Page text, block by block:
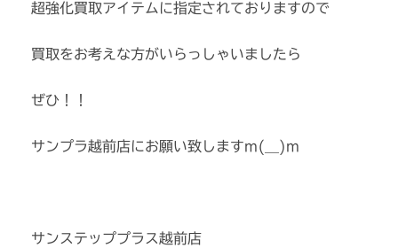
超強化買取アイテムに指定されておりますので
買取をお考えな方がいらっしゃいましたら
ぜひ！！
サンプラ越前店にお願い致しますm(__)m
サンステッププラス越前店